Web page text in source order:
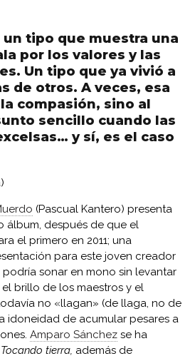
tipo que muestra una
por los valores y las
Un tipo que ya vivió a
de otros. A veces, esa
compasión, sino al
sencillo cuando las
y sí, es el caso
(Pascual Kantero) presenta
álbum, después de que el
el primero en 2011; una
para este joven creador
sonar en mono sin levantar
brillo de los maestros y el
no «llagan» (de llaga, no de
idoneidad de acumular pesares a
Amparo Sánchez se ha
Tocando tierra, además de